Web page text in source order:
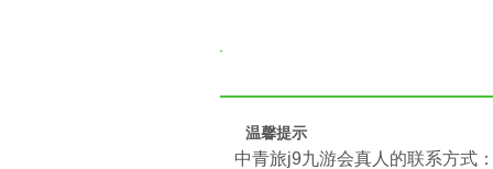
温馨提示
中青旅j9九游会真人的联系方式